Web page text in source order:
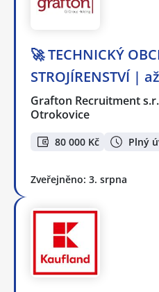
🚀 TECHNICKÝ
STROJÍRENSTVÍ |
Grafton Recruitment
Otrokovice
80 000 Kč Plný
Zveřejněno: 3. srpna